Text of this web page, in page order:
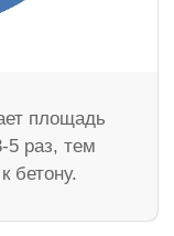
площадь
5 раз, тем
бетону.